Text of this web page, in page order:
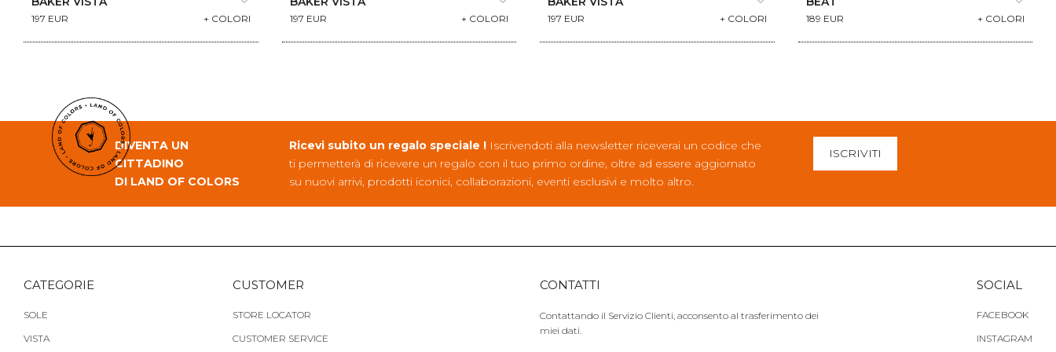
197 EUR + COLORI 197 EUR + COLORI 197 EUR + COLORI 189 EUR + COLORI
DIVENTA UN
CITTADINO
DI LAND OF COLORS
Ricevi subito un regalo speciale ! Iscrivendoti alla newsletter riceverai un codice che
ti permetterà di ricevere un regalo con il tuo primo ordine, oltre ad essere aggiornato
su nuovi arrivi, prodotti iconici, collaborazioni, eventi esclusivi e molto altro.
ISCRIVITI
CATEGORIE
SOLE
VISTA
CUSTOMER
STORE LOCATOR
CUSTOMER SERVICE
CONTATTI
Contattando il Servizio Clienti, acconsento al trasferimento dei
miei dati.
SOCIAL
FACEBOOK
INSTAGRAM